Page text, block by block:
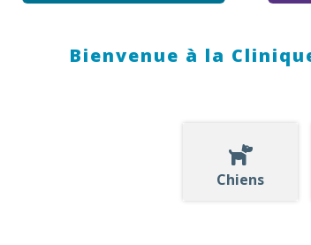
Bienvenue à la
Chiens